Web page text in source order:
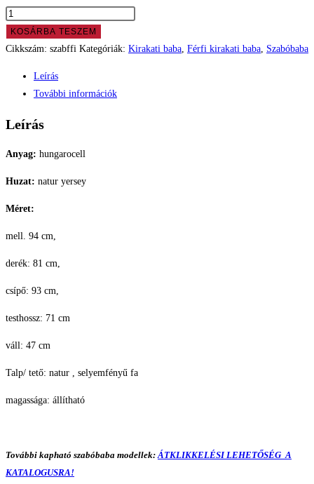
KOSÁRBA TESZEM
Cikkszám: szabffi Kategóriák: Kirakati baba, Férfi kirakati baba, Szabóbaba
Leírás
További információk
Leírás
Anyag: hungarocell
Huzat: natur yersey
Méret:
mell. 94 cm,
derék: 81 cm,
csípő: 93 cm,
testhossz: 71 cm
váll: 47 cm
Talp/ tető: natur , selyemfényű fa
magassága: állítható
További kapható szabóbaba modellek:ÁTKLIKKELÉSI LEHETŐSÉG A
KATALOGUSRA!